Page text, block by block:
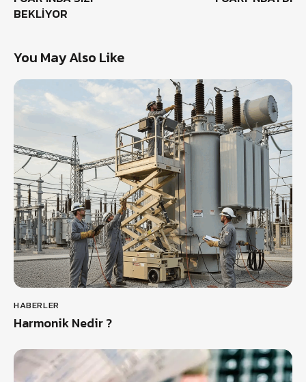
BEKLİYOR
You May Also Like
HABERLER
Harmonik Nedir ?